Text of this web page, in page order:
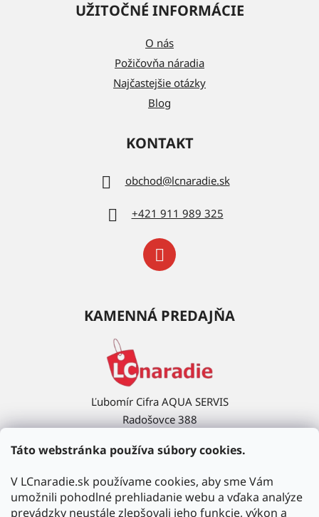
Táto webstránka používa súbory cookies.
V LCnaradie.sk používame cookies, aby sme Vám
umožnili pohodlné prehliadanie webu a vďaka analýze
prevádzky neustále zlepšovali jeho funkcie, výkon a
UŽITOČNÉ INFORMÁCIE
O nás
Požičovňa náradia
Najčastejšie otázky
Blog
KONTAKT
obchod@lcnaradie.sk
+421 911 989 325
KAMENNÁ PREDAJŇA
Ľubomír Cifra AQUA SERVIS
Radošovce 388